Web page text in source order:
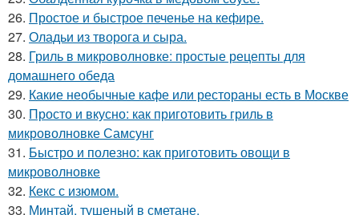
26. Простое и быстрое печенье на кефире.
27. Оладьи из творога и сыра.
28. Гриль в микроволновке: простые рецепты для
домашнего обеда
29. Какие необычные кафе или рестораны есть в Москве
30. Просто и вкусно: как приготовить гриль в
микроволновке Самсунг
31. Быстро и полезно: как приготовить овощи в
микроволновке
32. Кекс с изюмом.
33. Минтай, тушеный в сметане.